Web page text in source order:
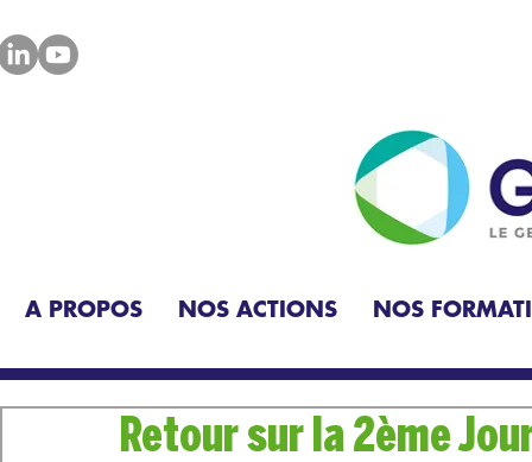
A PROPOS NOS ACTIONS NOS
Retour sur la 2ème